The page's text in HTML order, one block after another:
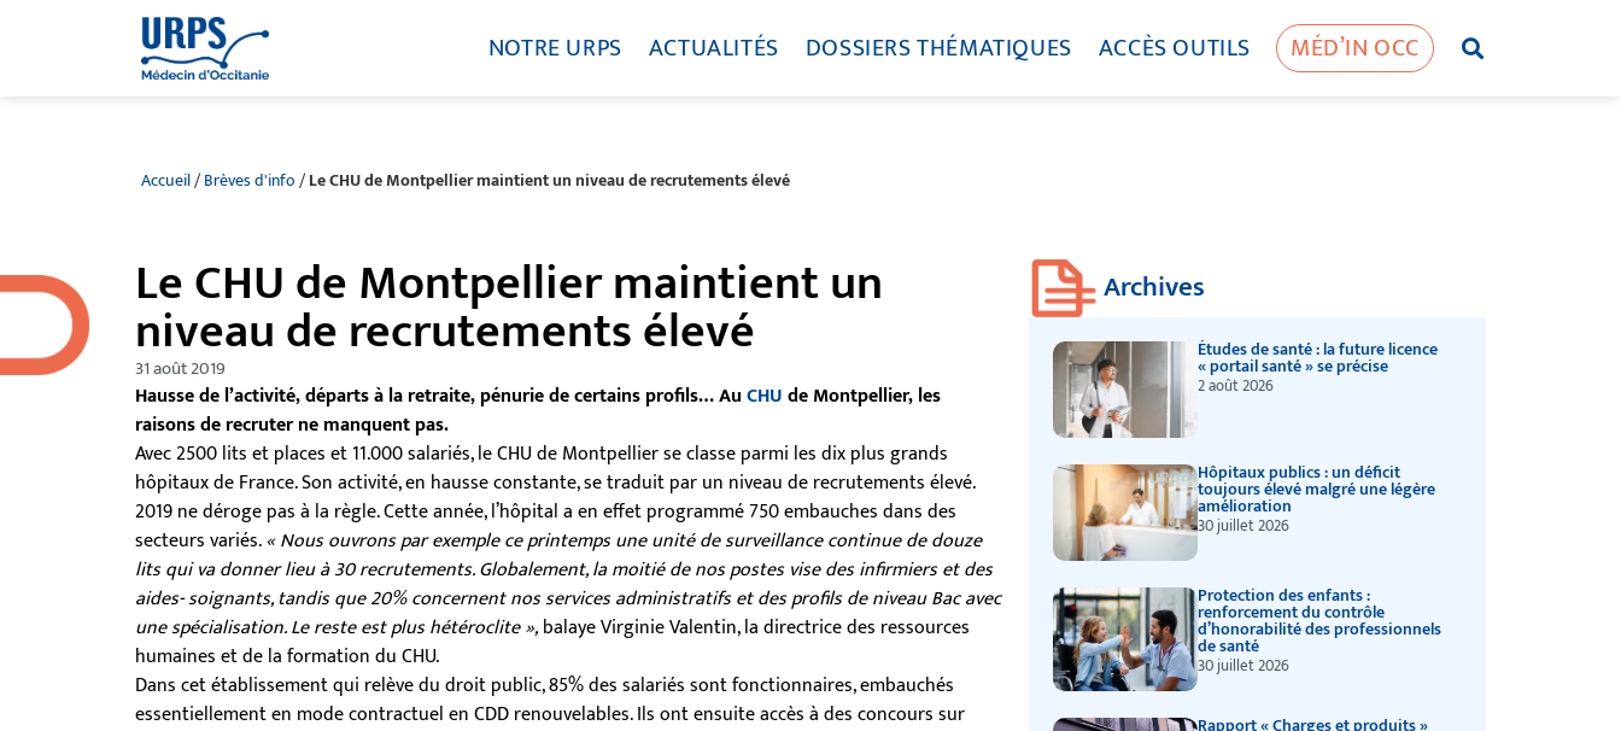
NOTRE URPS ACTUALITÉS DOSSIERS THÉMATIQUES ACCÈS OUTILS MÉD’IN OCC
Accueil/Brèves d'info/Le CHU de Montpellier maintient un niveau de recrutements élevé
Le CHU de Montpellier maintient un
niveau de recrutements élevé
31 août 2019
Hausse de l’activité, départs à la retraite, pénurie de certains profils… AuCHUde Montpellier, les
raisons de recruter ne manquent pas.
Avec 2500 lits et places et 11.000 salariés, le CHU de Montpellier se classe parmi les dix plus grands
hôpitaux de France. Son activité, en hausse constante, se traduit par un niveau de recrutements élevé.
2019 ne déroge pas à la règle. Cette année, l’hôpital a en effet programmé 750 embauches dans des
secteurs variés.« Nous ouvrons par exemple ce printemps une unité de surveillance continue de douze
lits qui va donner lieu à 30 recrutements. Globalement, la moitié de nos postes vise des infirmiers et des
aides- soignants, tandis que 20% concernent nos services administratifs et des profils de niveau Bac avec
une spécialisation. Le reste est plus hétéroclite »,balaye Virginie Valentin, la directrice des ressources
humaines et de la formation du CHU.
Dans cet établissement qui relève du droit public, 85% des salariés sont fonctionnaires, embauchés
essentiellement en mode contractuel en CDD renouvelables. Ils ont ensuite accès à des concours sur
Archives
Études de santé : la future licence
« portail santé » se précise
2 août 2026
Hôpitaux publics : un déficit
toujours élevé malgré une légère
amélioration
30 juillet 2026
Protection des enfants :
renforcement du contrôle
d’honorabilité des professionnels
de santé
30 juillet 2026
Rapport « Charges et produits »